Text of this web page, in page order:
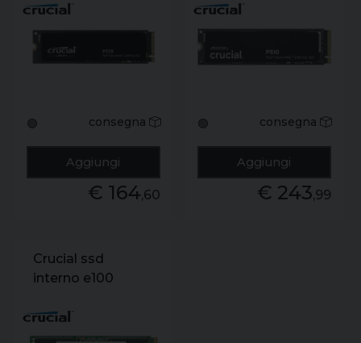
m.2 nvme 4x4 r/w
7100/6000 (siae)
🟢 consegna
Aggiungi
€ 164,60
🟢 consegna
Aggiungi
€ 243,99
Crucial ssd
interno e100
nvme